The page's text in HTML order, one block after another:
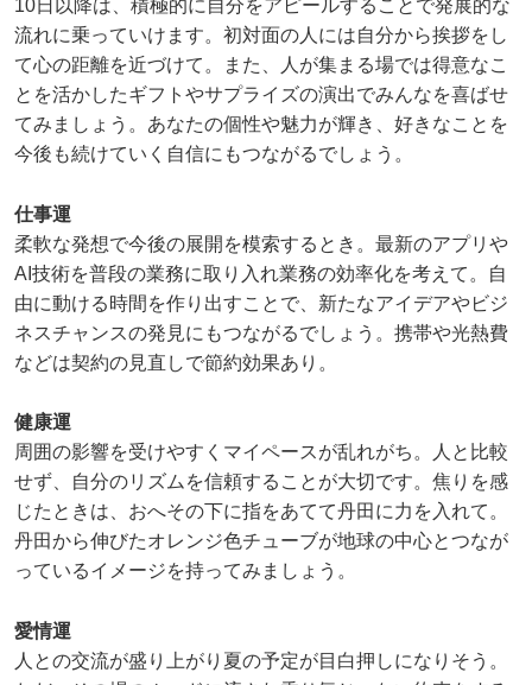
10日以降は、積極的に自分をアピールすることで発展的な
流れに乗っていけます。初対面の人には自分から挨拶をし
て心の距離を近づけて。また、人が集まる場では得意なこ
とを活かしたギフトやサプライズの演出でみんなを喜ばせ
てみましょう。あなたの個性や魅力が輝き、好きなことを
今後も続けていく自信にもつながるでしょう。
仕事運
柔軟な発想で今後の展開を模索するとき。最新のアプリや
AI技術を普段の業務に取り入れ業務の効率化を考えて。自
由に動ける時間を作り出すことで、新たなアイデアやビジ
ネスチャンスの発見にもつながるでしょう。携帯や光熱費
などは契約の見直しで節約効果あり。
健康運
周囲の影響を受けやすくマイペースが乱れがち。人と比較
せず、自分のリズムを信頼することが大切です。焦りを感
じたときは、おへその下に指をあてて丹田に力を入れて。
丹田から伸びたオレンジ色チューブが地球の中心とつなが
っているイメージを持ってみましょう。
愛情運
人との交流が盛り上がり夏の予定が目白押しになりそう。